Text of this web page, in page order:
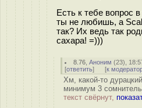
Есть к тебе вопрос
ты не любишь, а
так? Их ведь так
сахара! =)))
8.76 ,Аноним (23),
[ответить] [к
Хм, какой-то
минимум 3
текст свёрнут,